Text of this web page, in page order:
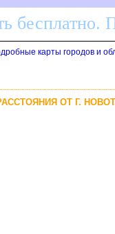
бесплатно.
карты городов и
ОТ Г.